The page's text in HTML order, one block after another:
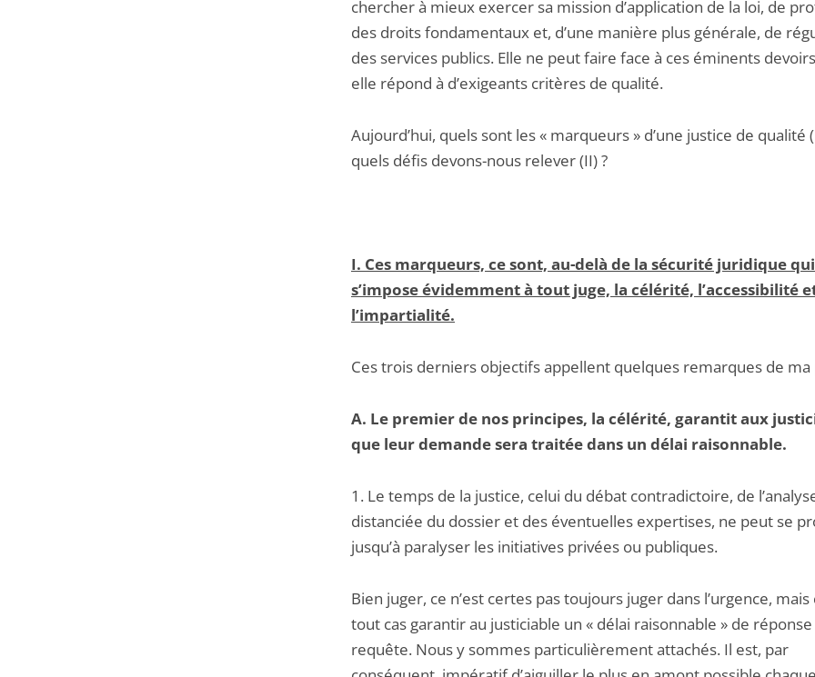
chercher à mieux exercer sa mission d’application de la loi, de
des droits fondamentaux et, d’une manière plus générale, de
des services publics. Elle ne peut faire face à ces éminents
elle répond à d’exigeants critères de qualité.
Aujourd’hui, quels sont les « marqueurs » d’une justice de qualité
quels défis devons-nous relever (II) ?
I. Ces marqueurs, ce sont, au-delà de la sécurité juridique qui
s’impose évidemment à tout juge, la célérité, l’accessibilité
l’impartialité.
Ces trois derniers objectifs appellent quelques remarques de ma
A. Le premier de nos principes, la célérité, garantit aux
que leur demande sera traitée dans un délai raisonnable.
1. Le temps de la justice, celui du débat contradictoire, de
distanciée du dossier et des éventuelles expertises, ne peut se
jusqu’à paralyser les initiatives privées ou publiques.
Bien juger, ce n’est certes pas toujours juger dans l’urgence, mais
tout cas garantir au justiciable un « délai raisonnable » de réponse
requête. Nous y sommes particulièrement attachés. Il est, par